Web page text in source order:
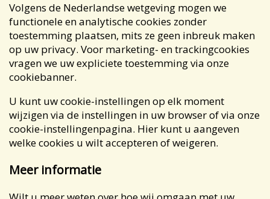
Volgens de Nederlandse wetgeving mogen we
functionele en analytische cookies zonder
toestemming plaatsen, mits ze geen inbreuk maken
op uw privacy. Voor marketing- en trackingcookies
vragen we uw expliciete toestemming via onze
cookiebanner.
U kunt uw cookie-instellingen op elk moment
wijzigen via de instellingen in uw browser of via onze
cookie-instellingenpagina. Hier kunt u aangeven
welke cookies u wilt accepteren of weigeren.
Meer informatie